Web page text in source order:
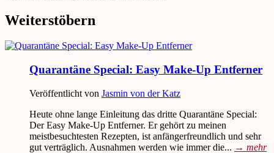
Weiterstöbern
Quarantäne Special: Easy Make-Up Entferner
Veröffentlicht von Jasmin von der Katz
Heute ohne lange Einleitung das dritte Quarantäne Special:
Der Easy Make-Up Entferner. Er gehört zu meinen
meistbesuchtesten Rezepten, ist anfängerfreundlich und sehr
gut verträglich. Ausnahmen werden wie immer die... → mehr